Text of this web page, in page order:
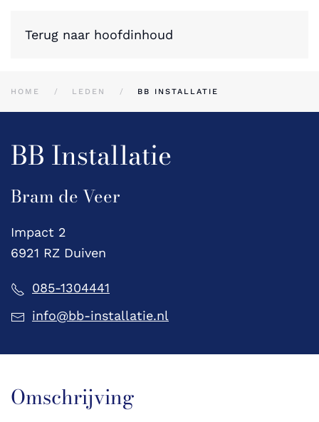
Terug naar hoofdinhoud
HOME LEDEN BB INSTALLATIE
BB Installatie
Bram de Veer
Impact 2
6921 RZ Duiven
085-1304441
info@bb-installatie.nl
Omschrijving